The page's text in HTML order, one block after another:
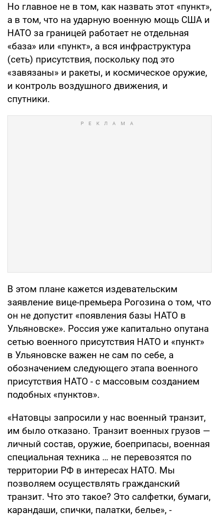
Но главное не в том, как назвать этот «пункт»,
а в том, что на ударную военную мощь США и
НАТО за границей работает не отдельная
«база» или «пункт», а вся инфраструктура
(сеть) присутствия, поскольку под это
«завязаны» и ракеты, и космическое оружие,
и контроль воздушного движения, и
спутники.
В этом плане кажется издевательским
заявление вице-премьера Рогозина о том, что
он не допустит «появления базы НАТО в
Ульяновске». Россия уже капитально опутана
сетью военного присутствия НАТО и «пункт»
в Ульяновске важен не сам по себе, а
обозначением следующего этапа военного
присутствия НАТО - с массовым созданием
подобных «пунктов».
«Натовцы запросили у нас военный транзит,
им было отказано. Транзит военных грузов —
личный состав, оружие, боеприпасы, военная
специальная техника … не перевозятся по
территории РФ в интересах НАТО. Мы
позволяем осуществлять гражданский
транзит. Что это такое? Это салфетки, бумаги,
карандаши, спички, палатки, белье», -